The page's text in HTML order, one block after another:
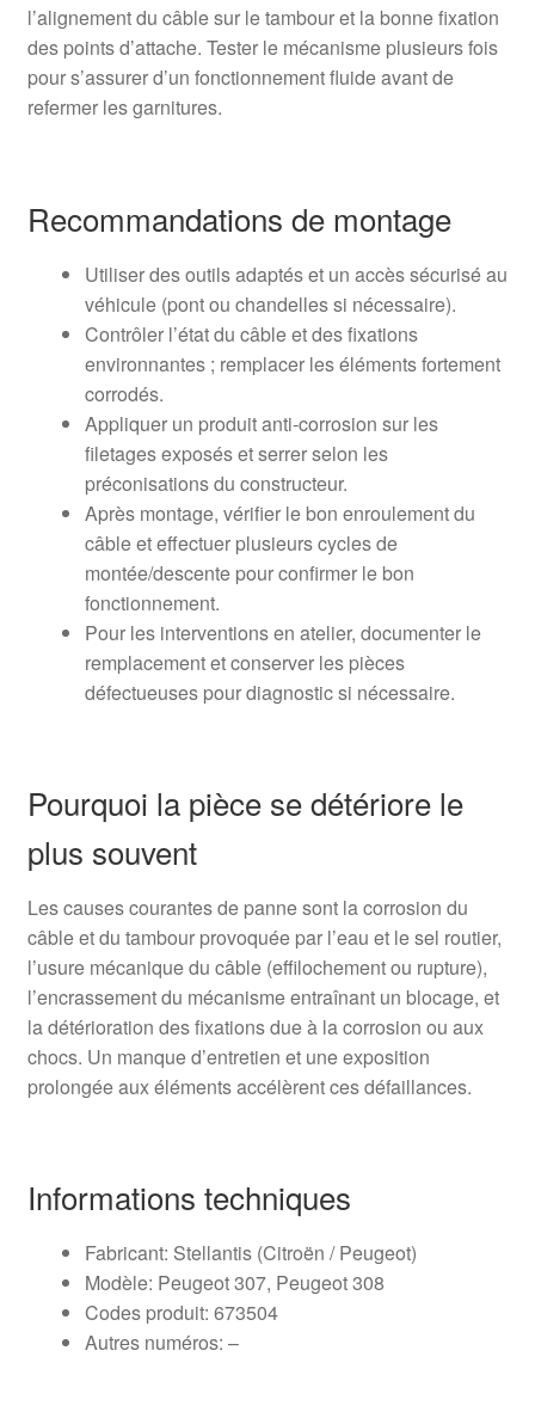
l’alignement du câble sur le tambour et la bonne fixation
des points d’attache. Tester le mécanisme plusieurs fois
pour s’assurer d’un fonctionnement fluide avant de
refermer les garnitures.
Recommandations de montage
Utiliser des outils adaptés et un accès sécurisé au
véhicule (pont ou chandelles si nécessaire).
Contrôler l’état du câble et des fixations
environnantes ; remplacer les éléments fortement
corrodés.
Appliquer un produit anti-corrosion sur les
filetages exposés et serrer selon les
préconisations du constructeur.
Après montage, vérifier le bon enroulement du
câble et effectuer plusieurs cycles de
montée/descente pour confirmer le bon
fonctionnement.
Pour les interventions en atelier, documenter le
remplacement et conserver les pièces
défectueuses pour diagnostic si nécessaire.
Pourquoi la pièce se détériore le
plus souvent
Les causes courantes de panne sont la corrosion du
câble et du tambour provoquée par l’eau et le sel routier,
l’usure mécanique du câble (effilochement ou rupture),
l’encrassement du mécanisme entraînant un blocage, et
la détérioration des fixations due à la corrosion ou aux
chocs. Un manque d’entretien et une exposition
prolongée aux éléments accélèrent ces défaillances.
Informations techniques
Fabricant: Stellantis (Citroën / Peugeot)
Modèle: Peugeot 307, Peugeot 308
Codes produit: 673504
Autres numéros: –